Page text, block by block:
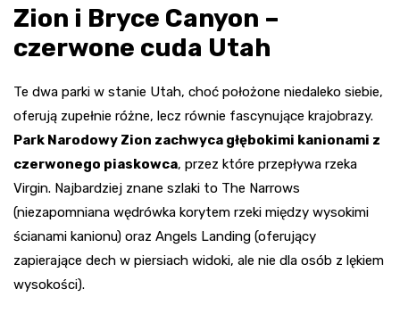
Zion i Bryce Canyon –
czerwone cuda Utah
Te dwa parki w stanie Utah, choć położone niedaleko siebie,
oferują zupełnie różne, lecz równie fascynujące krajobrazy.
Park Narodowy Zion zachwyca głębokimi kanionami z
czerwonego piaskowca, przez które przepływa rzeka
Virgin. Najbardziej znane szlaki to The Narrows
(niezapomniana wędrówka korytem rzeki między wysokimi
ścianami kanionu) oraz Angels Landing (oferujący
zapierające dech w piersiach widoki, ale nie dla osób z lękiem
wysokości).